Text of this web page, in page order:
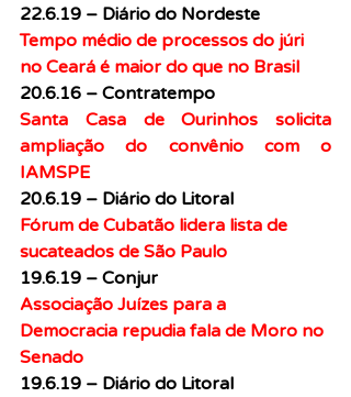
22.6.19 – Diário do Nordeste
Tempo médio de processos do júri
no Ceará é maior do que no Brasil
20.6.16 – Contratempo
Santa Casa de Ourinhos solicita
ampliação do convênio com o
IAMSPE
20.6.19 – Diário do Litoral
Fórum de Cubatão lidera lista de
sucateados de São Paulo
19.6.19 – Conjur
Associação Juízes para a
Democracia repudia fala de Moro no
Senado
19.6.19 – Diário do Litoral